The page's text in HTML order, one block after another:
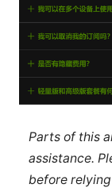
Parts of this
assistance.
before